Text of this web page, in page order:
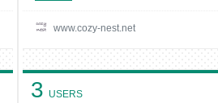
www.cozy-nest.net
3 USERS